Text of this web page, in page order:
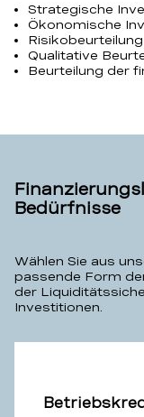
Strategische
Ökonomische
Risikobeurteilung
Qualitative
Beurteilung der
Bedürfnisse
Wählen Sie aus
passende Form
der
Investitionen.